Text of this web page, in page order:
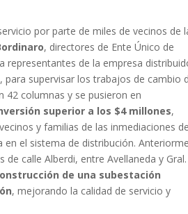
por parte de miles de vecinos de
, directores de Ente Único de
representantes de la empresa
para supervisar los trabajos de cambio
42 columnas y se pusieron en
superior a los $4 millones,
y familias de las inmediaciones
en el sistema de distribución.
calle Alberdi, entre Avellaneda y Gral.
de una subestación
, mejorando la calidad de servicio y